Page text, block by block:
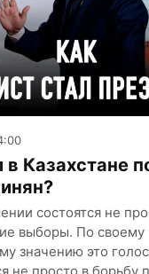
Казахстане
состоятся не
выборы. По своему
значению это